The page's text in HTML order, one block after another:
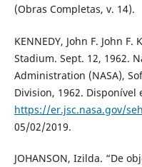
(Obras Completas, v. 14).
KENNEDY, John F. John
Stadium. Sept. 12, 1962.
Administration (NASA),
Division, 1962. Disponível
https://er.jsc.nasa.gov/
05/02/2019.
JOHANSON, Izilda. “De